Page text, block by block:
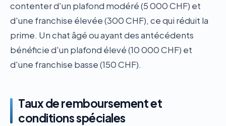
contenter d'un plafond modéré (5 000 CHF) et
d'une franchise élevée (300 CHF), ce qui réduit la
prime. Un chat âgé ou ayant des antécédents
bénéficie d'un plafond élevé (10 000 CHF) et
d'une franchise basse (150 CHF).
Taux de remboursement et
conditions spéciales